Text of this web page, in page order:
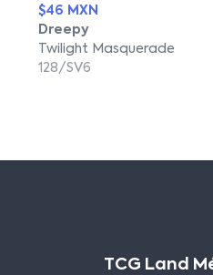
$46 MXN
Dreepy
Twilight Masquerade
128/SV6
TCG Land